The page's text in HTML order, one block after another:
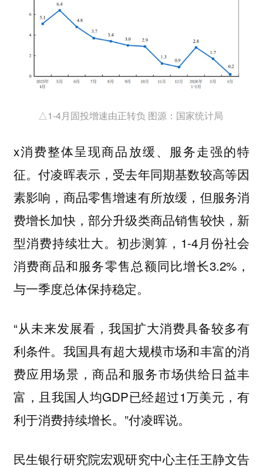
△1-4月固投增速由正转负 图源：国家统计局
x消费整体呈现商品放缓、服务走强的特
征。付凌晖表示，受去年同期基数较高等因
素影响，商品零售增速有所放缓，但服务消
费增长加快，部分升级类商品销售较快，新
型消费持续壮大。初步测算，1-4月份社会
消费商品和服务零售总额同比增长3.2%，
与一季度总体保持稳定。
“从未来发展看，我国扩大消费具备较多有
利条件。我国具有超大规模市场和丰富的消
费应用场景，商品和服务市场供给日益丰
富，且我国人均GDP已经超过1万美元，有
利于消费持续增长。”付凌晖说。
民生银行研究院宏观研究中心主任王静文告